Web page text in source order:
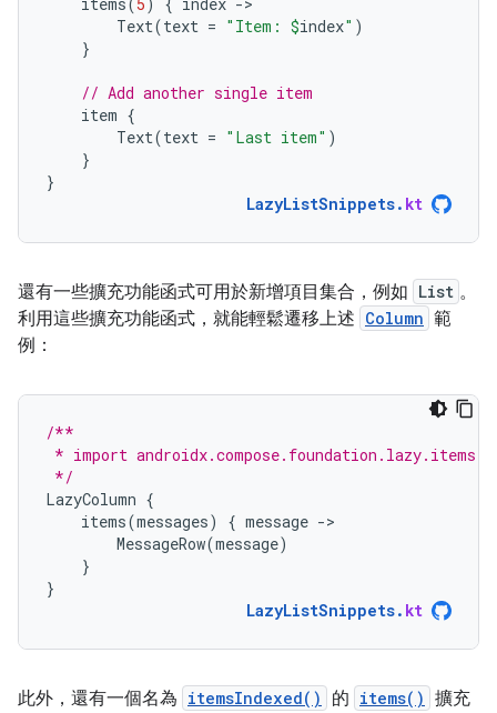
Text(text = "Item: $index" )
}
// Add another single item
item {
Text(text = "Last item" )
}
}
LazyListSnippets. kt
還有一些擴充功能函式可用於新增項目集合，例如 List 。
利用這些擴充功能函式，就能輕鬆遷移上述 Column 範
例：
/**
* import androidx.compose.foundation.lazy.items
*/
LazyColumn {
items(messages) { message -
MessageRow(message)
}
}
LazyListSnippets. kt
此外，還有一個名為 itemsIndexed() 的 items() 擴充